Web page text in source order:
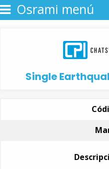
Osrami menú
Single